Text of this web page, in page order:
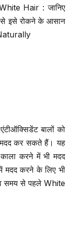
Hair : जानिए
इसे रोकने के आसान
बालों को
मदद कर सकते हैं। यह
करने में भी मदद
मदद करने के लिए भी
समय से पहले White